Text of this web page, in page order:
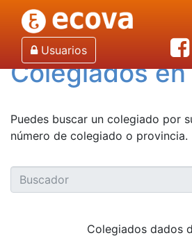
Usuarios
Inicio Colegiados en activo
Colegiados
Puedes buscar un colegiado por
número de colegiado o provincia.
Colegiados dados